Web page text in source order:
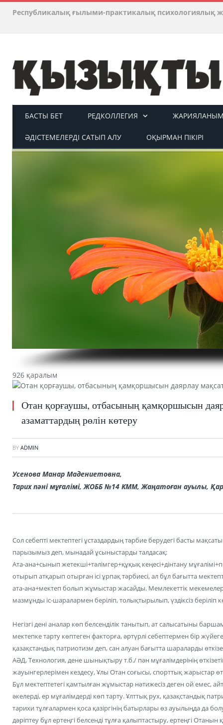
Республикалық ғылыми-практикалық психологиялық
БАСТЫ БЕТ РЕДКОЛЛЕГИЯ ЖАРИЯЛАНЫМ
ӘДІСТЕМЕЛЕРДІ САТЫП АЛУ ОҚЫРМАН ПІКІРІ
926 қаралым
Отан қорғаушы, отбасының қамқоршысын
азаматтардың рөлін көтеру
BY ADMIN
Усенова Манар Мадениетовна,
Тарих пәні мұғалімі, ЖОББ №14 КММ, Жаңатоған ауылы,
Сол себепті мектептегі ұстаздардың тәрбие берудегі басты
парызымыз деп, мынадай ұсыныстарды талдасақ:
Ата-ана+сынып жетекші+тәлімгер+құқық кеңесі+дінтану
отырып атқарып отырған ісі ұрпақ тәрбиесі, ал бұл бағытта
ата-ана+мектеп болып жұмыстар жасайды. Мемлекеттік
мазмұнды іс-шаралармен беріліп, толықтырылып, үздіксіз беріліп
Негізгі дені аналар көп белсенділік танытып, ат салысатыны
мектепке тарту көптеген факторға, әртүрлі себептермен бір
қазақстандық патриотизм деп, сан алуан бағытта шараларды
АӘД, Технология, дене шынықтыру т.б./ пән мұғалімдерінің
жауынгерлерімен кездесу, Ұлы Отан соғысы, спорттық жарыстар
Бұл мектептетегі қамтылған жұмыстар нәтижесіз деген ой емес,
әкелерді, ер мұғалімдерді көп тарту. Ұлттық рух, қазақстандық
тарихи тұлғалармен қоса қазіргінің батырлары өз ауылыңда да
дәріптеу бұл ертеңгі белсенді тұлға қалыптастыру, ертеңгі